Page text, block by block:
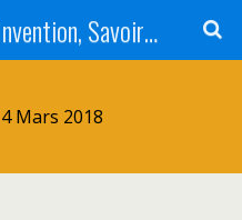
Brevet, Recherche, Invention, Savoir-faire, Base de données, CCP, leur contrefaçon et les actes associés de concurrence déloyale
Mars 2018